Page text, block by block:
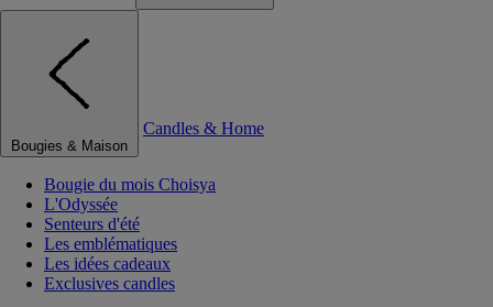
Bougies & Maison
Candles & Home
Bougie du mois Choisya
L'Odyssée
Senteurs d'été
Les emblématiques
Les idées cadeaux
Exclusives candles